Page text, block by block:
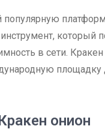
популярную
который
в сети. Кракен
онион